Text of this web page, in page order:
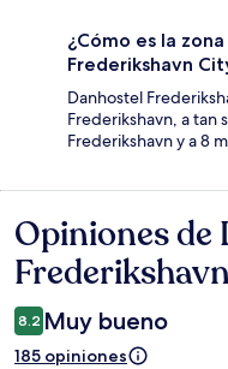
¿Cómo es la
Frederikshavn
Danhostel
Frederikshavn, a tan
Frederikshavn y a 8
Opiniones
Opiniones de
8.2 Muy bueno
185 opiniones